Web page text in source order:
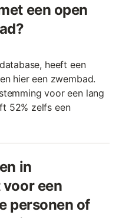
een open
heeft een
hier een zwembad.
voor een lang
52% zelfs een
in
een
personen of